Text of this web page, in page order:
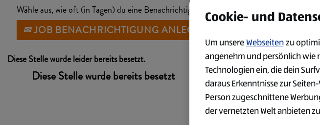
Wähle aus, wie oft (in Tagen) du eine Benachrichtigung erhalten möchtest:
JOB BENACHRICHTIGUNG ANLEGEN
Diese Stelle wurde leider bereits besetzt.
Diese Stelle wurde bereits besetzt
Cookie- und
Um unsereWebseitenzu
angenehm und persönlich wie
Technologien ein, die dein
daraus Erkenntnisse zur
Person zugeschnittene
der vernetzten Welt anbieten